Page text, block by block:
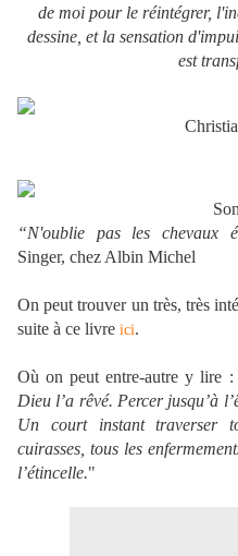
de moi pour le réintégrer,
dessine, et la sensation
est
“N'oublie pas les chevaux
Singer, chez Albin Michel
On peut trouver un très, très
suite à ce livre ici.
Où on peut entre-autre y lire
Dieu l’a rêvé. Percer jusqu’à
Un court instant traverser
cuirasses, tous les
l’étincelle."